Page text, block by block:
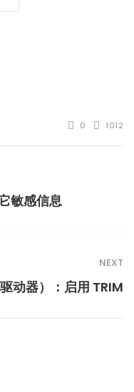
0 1012
敏感信息
NEXT
动器）：启用 TRIM